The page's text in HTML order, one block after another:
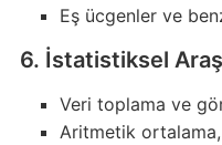
Eş ücgenler ve
6. İstatistiksel
Veri toplama ve
Aritmetik